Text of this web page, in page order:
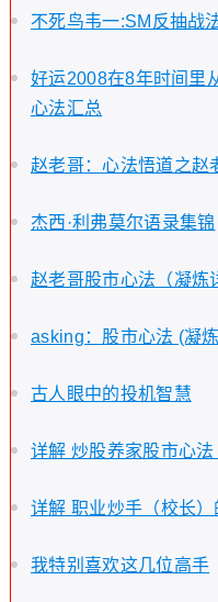
不死鸟韦一:SM反抽战
好运2008在8年时间里
心法汇总
赵老哥：心法悟道之赵
杰西·利弗莫尔语录集锦
赵老哥股市心法（凝炼
asking：股市心法 (凝
古人眼中的投机智慧
详解 炒股养家股市心
详解 职业炒手（校长
我特别喜欢这几位高手